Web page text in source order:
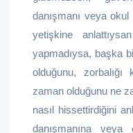
danışmanı veya
yetişkine
yapmadıysa, başka
olduğunu,
zaman olduğunu ne
nasıl hissettirdiğini
danışmanına veya